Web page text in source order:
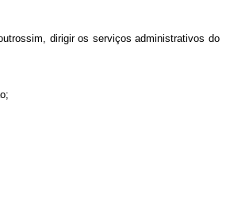
dirigir os serviços administrativos do